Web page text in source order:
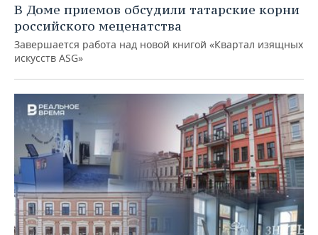
В Доме приемов обсудили татарские корни
российского меценатства
Завершается работа над новой книгой «Квартал изящных
искусств ASG»